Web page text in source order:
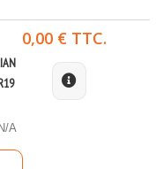
A
0,00 € TTC.